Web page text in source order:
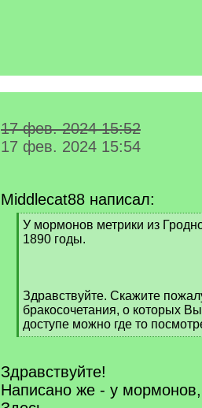
17 фев. 2024 15:52
17 фев. 2024 15:54
Middlecat88 написал:
[
q
У мормонов метрики из
1890 годы.
Здравствуйте. Скажите
бракосочетания, о которых
доступе можно где то
[
q
]
Здравствуйте!
Написано же - у